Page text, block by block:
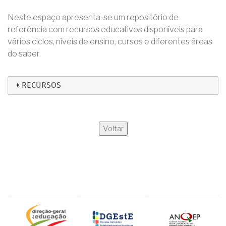
Neste espaço apresenta-se um repositório de
referência com recursos educativos disponíveis para
vários ciclos, níveis de ensino, cursos e diferentes áreas
do saber.
RECURSOS
Voltar